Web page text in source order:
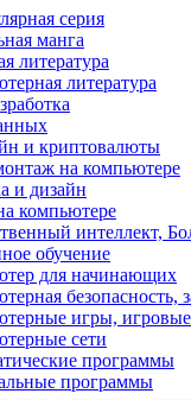
серия
манга
литература
литература
и криптовалюты
на компьютере
и дизайн
компьютере
интеллект,
обучение
для начинающих
безопасность,
игры, игровые
сети
программы
программы